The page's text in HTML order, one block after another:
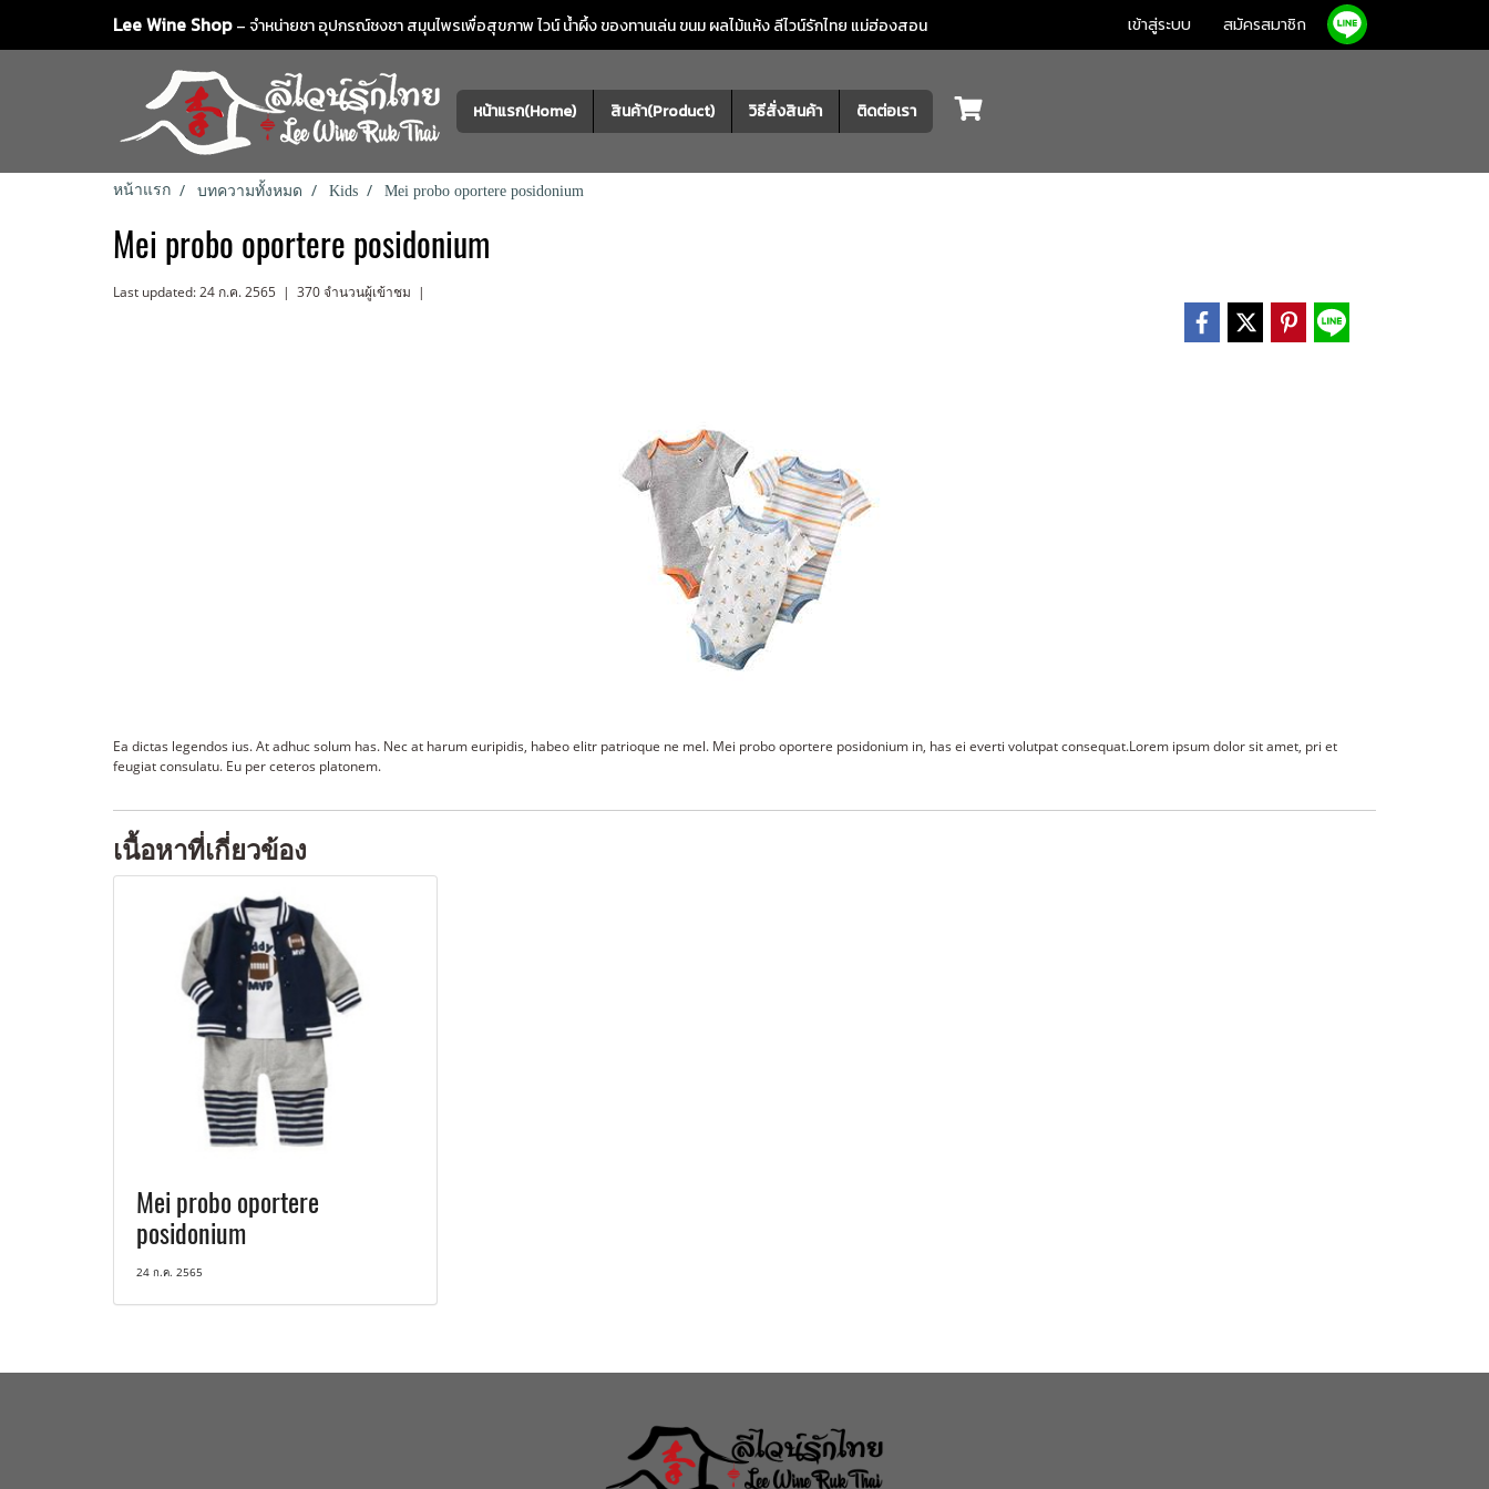
Lee Wine Shop– จำหน่ายชา อุปกรณ์ชงชา สมุนไพรเพื่อสุขภาพ ไวน์ น้ำผึ้ง ของทานเล่น ขนม ผลไม้แห้งลีไวน์รักไทย แม่ฮ่องสอน เข้าสู่ระบบ สมัครสมาชิก
หน้าแรก(Home) สินค้า(Product) วิธีสั่งสินค้า ติดต่อเรา
หน้าแรก บทความทั้งหมด Kids Mei probo oportere posidonium
Mei probo oportere posidonium
Last updated: 24 ก.ค. 2565 | 370 จำนวนผู้เข้าชม |
Ea dictas legendos ius. At adhuc solum has. Nec at harum euripidis, habeo elitr patrioque ne mel. Mei probo oportere posidonium in, has ei everti volutpat consequat.Lorem ipsum dolor sit amet, pri et
feugiat consulatu. Eu per ceteros platonem.
เนื้อหาที่เกี่ยวข้อง
Mei probo oportere
posidonium
24 ก.ค. 2565